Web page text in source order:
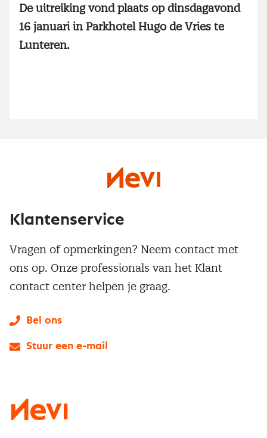
De uitreiking vond plaats op dinsdagavond
16 januari in Parkhotel Hugo de Vries te
Lunteren.
Klantenservice
Vragen of opmerkingen? Neem contact met
ons op. Onze professionals van het Klant
contact center helpen je graag.
Bel ons
Stuur een e-mail